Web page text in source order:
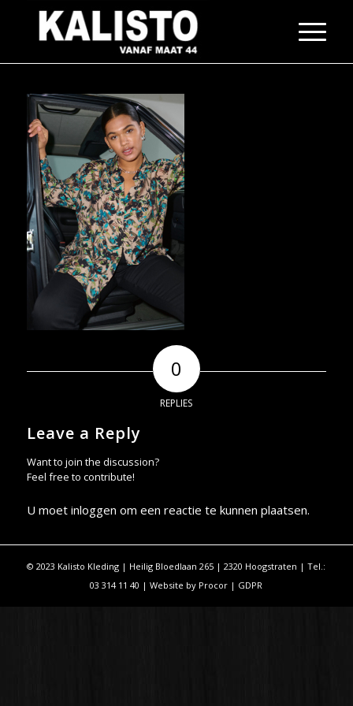
0
REPLIES
Leave a Reply
Want to join the discussion?
Feel free to contribute!
U moet inloggen om een reactie te kunnen plaatsen.
© 2023 Kalisto Kleding | Heilig Bloedlaan 265 | 2320 Hoogstraten | Tel.:
03 314 11 40 | Website by Procor | GDPR